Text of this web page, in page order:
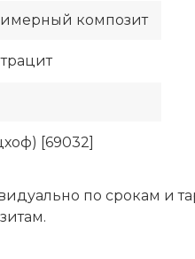
композит
[69032]
по срокам и